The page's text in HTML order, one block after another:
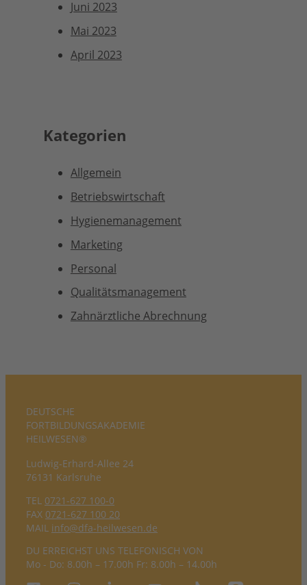
Juni 2023
Mai 2023
April 2023
Kategorien
Allgemein
Betriebswirtschaft
Hygienemanagement
Marketing
Personal
Qualitätsmanagement
Zahnärztliche Abrechnung
DEUTSCHE
FORTBILDUNGS­AKADEMIE
HEILWESEN®
Ludwig-Erhard-Allee 24
76131 Karlsruhe
TEL 0721-627 100-0
FAX 0721-627 100 20
MAIL info@dfa-heilwesen.de
DU ERREICHST UNS TELEFONISCH VON
Mo - Do: 8.00h – 17.00h Fr: 8.00h – 14.00h